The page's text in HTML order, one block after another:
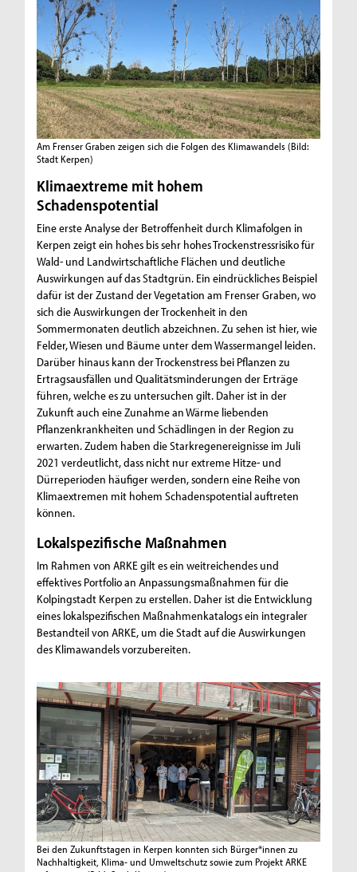
Am Frenser Graben zeigen sich die Folgen des Klimawandels (Bild:
Stadt Kerpen)
Klimaextreme mit hohem
Schadenspotential
Eine erste Analyse der Betroffenheit durch Klimafolgen in
Kerpen zeigt ein hohes bis sehr hohes Trockenstressrisiko für
Wald- und Landwirtschaftliche Flächen und deutliche
Auswirkungen auf das Stadtgrün. Ein eindrückliches Beispiel
dafür ist der Zustand der Vegetation am Frenser Graben, wo
sich die Auswirkungen der Trockenheit in den
Sommermonaten deutlich abzeichnen. Zu sehen ist hier, wie
Felder, Wiesen und Bäume unter dem Wassermangel leiden.
Darüber hinaus kann der Trockenstress bei Pflanzen zu
Ertragsausfällen und Qualitätsminderungen der Erträge
führen, welche es zu untersuchen gilt. Daher ist in der
Zukunft auch eine Zunahme an Wärme liebenden
Pflanzenkrankheiten und Schädlingen in der Region zu
erwarten. Zudem haben die Starkregenereignisse im Juli
2021 verdeutlicht, dass nicht nur extreme Hitze- und
Dürreperioden häufiger werden, sondern eine Reihe von
Klimaextremen mit hohem Schadenspotential auftreten
können.
Lokalspezifische Maßnahmen
Im Rahmen von ARKE gilt es ein weitreichendes und
effektives Portfolio an Anpassungsmaßnahmen für die
Kolpingstadt Kerpen zu erstellen. Daher ist die Entwicklung
eines lokalspezifischen Maßnahmenkatalogs ein integraler
Bestandteil von ARKE, um die Stadt auf die Auswirkungen
des Klimawandels vorzubereiten.
Bei den Zukunftstagen in Kerpen konnten sich Bürger*innen zu
Nachhaltigkeit, Klima- und Umweltschutz sowie zum Projekt ARKE